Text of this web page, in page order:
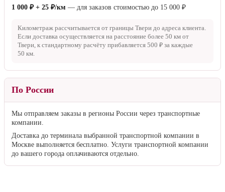
1 000 ₽ + 25 ₽/км — для заказов стоимостью до 15 000 ₽
Километраж рассчитывается от границы Твери до адреса клиента.
Если доставка осуществляется на расстояние более 50 км от
Твери, к стандартному расчёту прибавляется 500 ₽ за каждые
50 км.
По России
Мы отправляем заказы в регионы России через транспортные
компании.
Доставка до терминала выбранной транспортной компании в
Москве выполняется бесплатно. Услуги транспортной компании
до вашего города оплачиваются отдельно.